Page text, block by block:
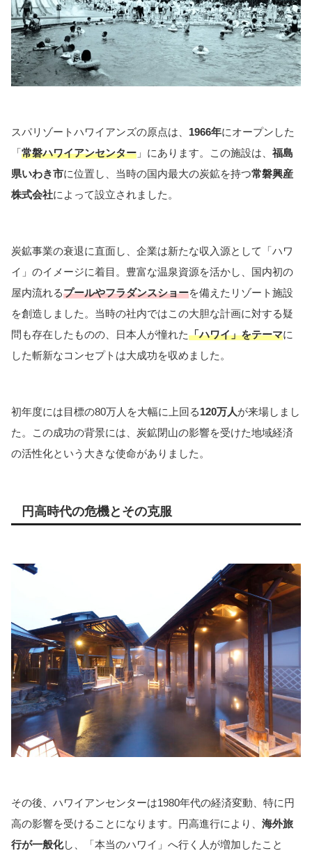
スパリゾートハワイアンズの原点は、 1966年にオープンした
「常磐ハワイアンセンター 」にあります。この施設は、 福島
県いわき市に位置し、当時の国内最大の炭鉱を持つ常磐興産
株式会社によって設立されました。
炭鉱事業の衰退に直面し、企業は新たな収入源として「ハワ
イ」のイメージに着目。豊富な温泉資源を活かし、国内初の
屋内流れるプールやフラダンスショーを備えたリゾート施設
を創造しました。当時の社内ではこの大胆な計画に対する疑
問も存在したものの、日本人が憧れた「ハワイ」をテーマに
した斬新なコンセプトは大成功を収めました。
初年度には目標の80万人を大幅に上回る120万人が来場しまし
た。この成功の背景には、炭鉱閉山の影響を受けた地域経済
の活性化という大きな使命がありました。
円高時代の危機とその克服
その後、ハワイアンセンターは1980年代の経済変動、特に円
高の影響を受けることになります。円高進行により、 海外旅
行が一般化し、「本当のハワイ」へ行く人が増加したこと